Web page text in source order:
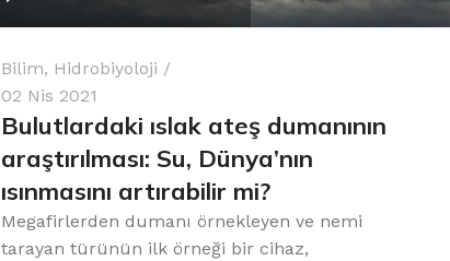
Picasso Su Arıtma
Evtipi su arıtma cihazları
Satınal
Bilim, Hidrobiyoloji
02 Nis 2021
Bulutlardaki ıslak ateş dumanının
araştırılması: Su, Dünya’nın
ısınmasını artırabilir mi?
Megafirlerden dumanı örnekleyen ve nemi
tarayan türünün ilk örneği bir cihaz,